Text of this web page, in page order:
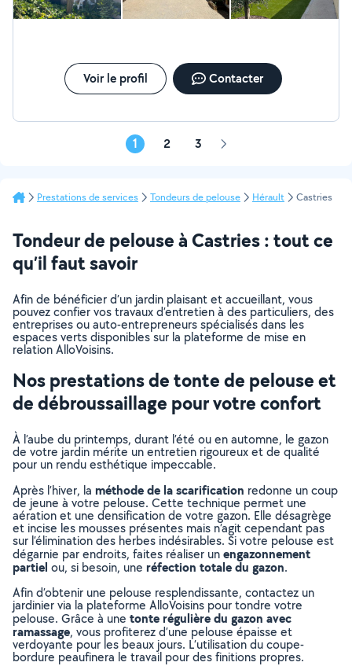
Voir le profil Contacter
1 2 3 Page
Prestations de services Tondeurs de pelouse Hérault Castries
Tondeur de pelouse à Castries : tout ce
qu’il faut savoir
Afin de bénéficier d’un jardin plaisant et accueillant, vous
pouvez confier vos travaux d’entretien à des particuliers, des
entreprises ou auto-entrepreneurs spécialisés dans les
espaces verts disponibles sur la plateforme de mise en
relation AlloVoisins.
Nos prestations de tonte de pelouse et
de débroussaillage pour votre confort
À l’aube du printemps, durant l’été ou en automne, le gazon
de votre jardin mérite un entretien rigoureux et de qualité
pour un rendu esthétique impeccable.
Après l’hiver, la méthode de la scarification redonne un coup
de jeune à votre pelouse. Cette technique permet une
aération et une densification de votre gazon. Elle désagrège
et incise les mousses présentes mais n’agit cependant pas
sur l’élimination des herbes indésirables. Si votre pelouse est
dégarnie par endroits, faites réaliser unengazonnement
partiel ou, si besoin, une réfection totale du gazon.
Afin d’obtenir une pelouse resplendissante, contactez un
jardinier via la plateforme AlloVoisins pour tondre votre
pelouse. Grâce à une tonte régulière du gazon avec
ramassage, vous profiterez d’une pelouse épaisse et
verdoyante pour les beaux jours. L’utilisation du coupe-
bordure peaufinera le travail pour des finitions propres.